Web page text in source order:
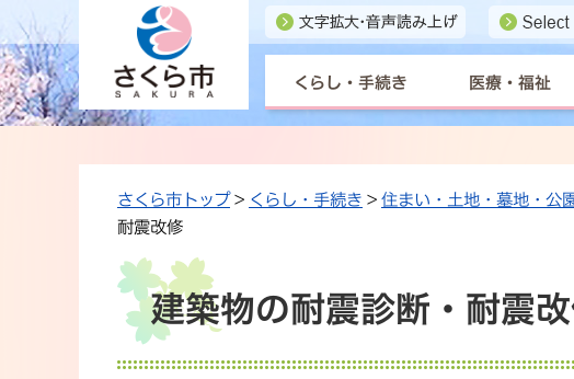
くらし・手続き 医療・福祉
さくら市トップ> くらし・手続き > 住まい・土地・墓地・公
耐震改修
建築物の耐震診断・耐震